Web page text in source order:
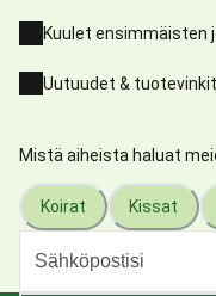
Kuulet ensimmäisten
Uutuudet & tuotevinkit
Mistä aiheista haluat
Koirat Kissat